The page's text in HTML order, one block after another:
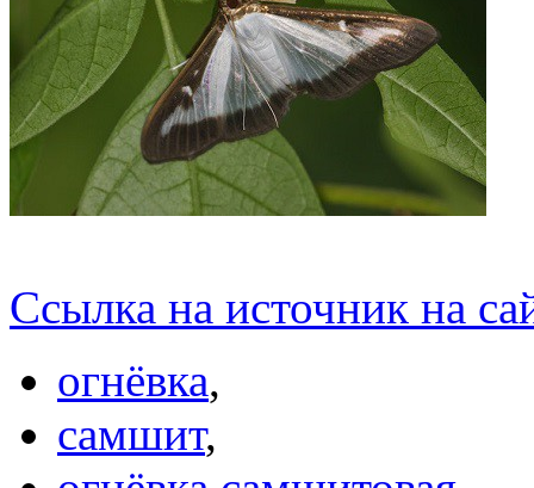
Ссылка на источник на
огнёвка,
самшит,